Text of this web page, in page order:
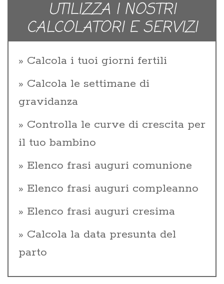
UTILIZZA I NOSTRI
CALCOLATORI E SERVIZI
Calcola i tuoi giorni fertili
Calcola le settimane di
gravidanza
Controlla le curve di crescita per
il tuo bambino
Elenco frasi auguri comunione
Elenco frasi auguri compleanno
Elenco frasi auguri cresima
Calcola la data presunta del
parto